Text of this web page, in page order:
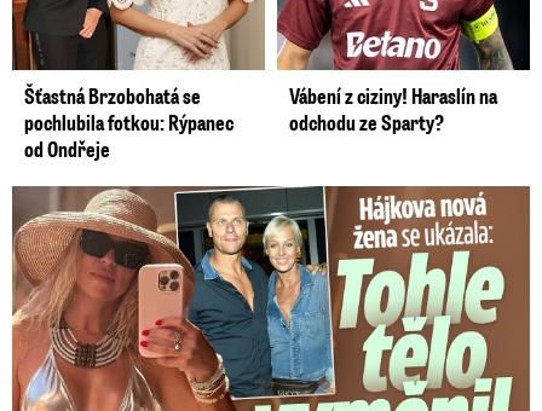
Šťastná Brzobohatá se
pochlubila fotkou: Rýpanec
od Ondřeje
Vábení z ciziny! Haraslín na
odchodu ze Sparty?
Tohle tělo nahradilo Belo: Nová partnerka se ukázala...